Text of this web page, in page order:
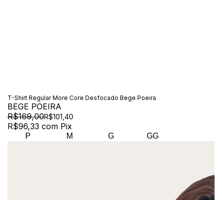
T-Shirt Regular More Core Desfocado Bege Poeira
BEGE POEIRA
R$169,00R$101,40
R$96,33 com Pix
P M G GG